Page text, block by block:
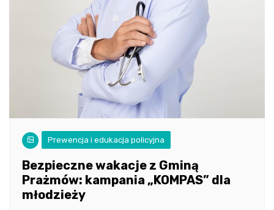
Prewencja i edukacja policyjna
Bezpieczne wakacje z Gminą
Prażmów: kampania „KOMPAS” dla
młodzieży